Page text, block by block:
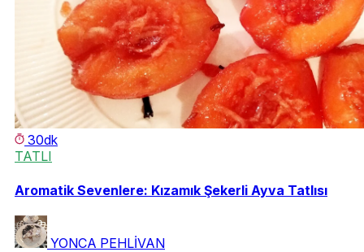
30dk
TATLI
Aromatik Sevenlere: Kızamık Şekerli Ayva Tatlısı
YONCA PEHLİVAN